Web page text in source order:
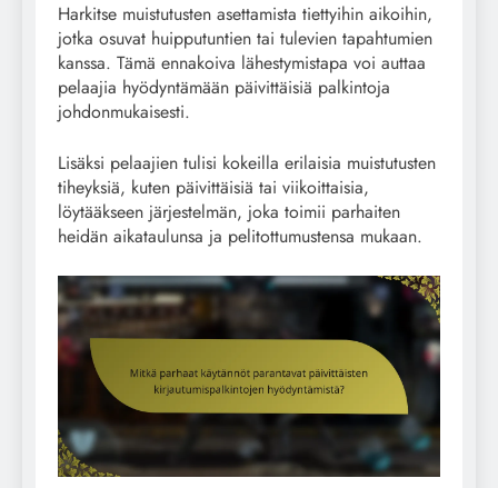
Harkitse muistutusten asettamista tiettyihin aikoihin,
jotka osuvat huipputuntien tai tulevien tapahtumien
kanssa. Tämä ennakoiva lähestymistapa voi auttaa
pelaajia hyödyntämään päivittäisiä palkintoja
johdonmukaisesti.
Lisäksi pelaajien tulisi kokeilla erilaisia muistutusten
tiheyksiä, kuten päivittäisiä tai viikoittaisia,
löytääkseen järjestelmän, joka toimii parhaiten
heidän aikataulunsa ja pelitottumustensa mukaan.